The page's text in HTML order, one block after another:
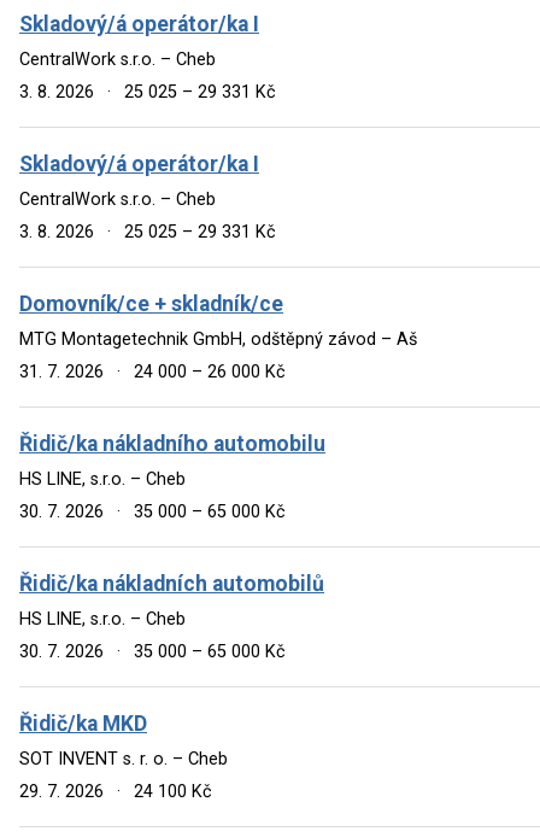
Skladový/á operátor/ka I
CentralWork s.r.o. – Cheb
3. 8. 2026
· 25 025 – 29 331 Kč
Skladový/á operátor/ka I
CentralWork s.r.o. – Cheb
3. 8. 2026
· 25 025 – 29 331 Kč
Domovník/ce + skladník/ce
MTG Montagetechnik GmbH, odštěpný závod – Aš
31. 7. 2026
· 24 000 – 26 000 Kč
Řidič/ka nákladního automobilu
HS LINE, s.r.o. – Cheb
30. 7. 2026
· 35 000 – 65 000 Kč
Řidič/ka nákladních automobilů
HS LINE, s.r.o. – Cheb
30. 7. 2026
· 35 000 – 65 000 Kč
Řidič/ka MKD
SOT INVENT s. r. o. – Cheb
29. 7. 2026
· 24 100 Kč